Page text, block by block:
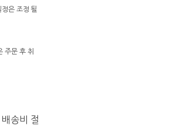
은 조정 될
주문 후 취
송비 절